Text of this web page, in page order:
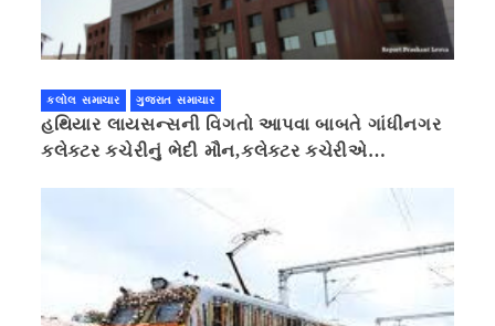
કલોલ સમાચાર ગુજરાત સમાચાર
હથિયાર લાયસન્સની વિગતો આપવા બાબતે ગાંધીનગર
કલેક્ટર કચેરીનું ભેદી મૌન,કલેક્ટર કચેરીએ